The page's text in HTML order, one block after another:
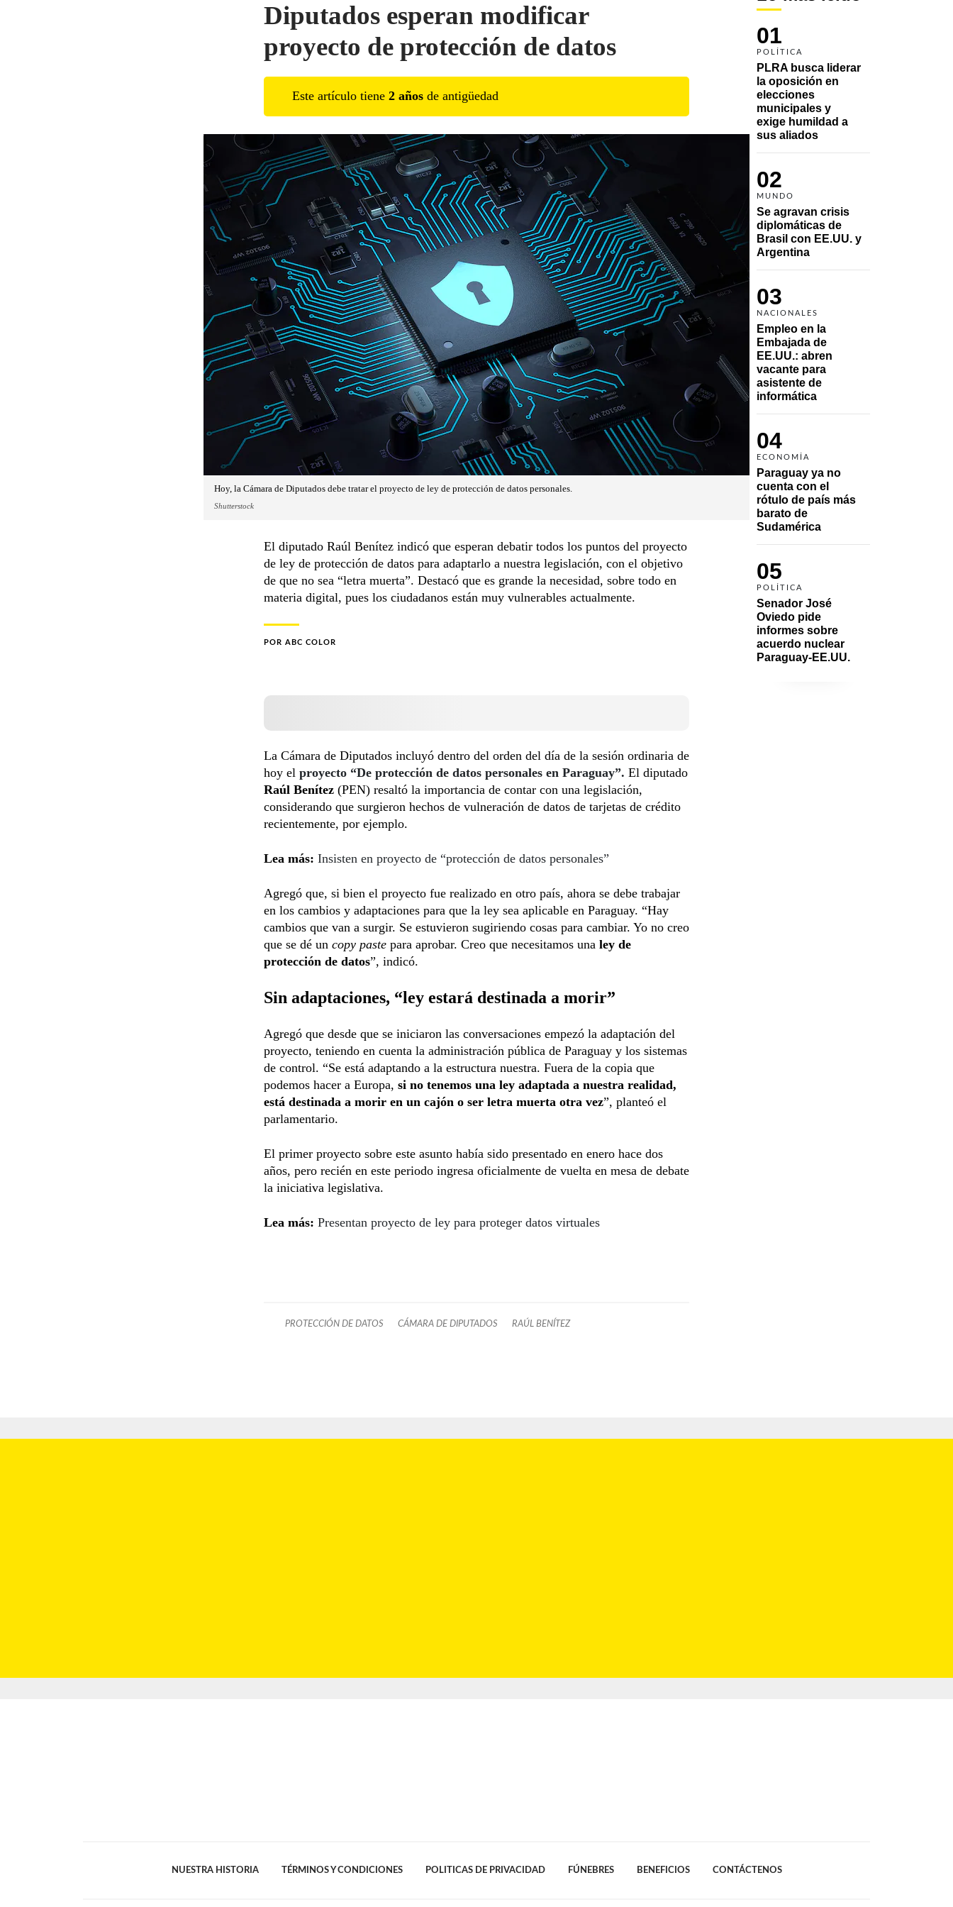
01
POLÍTICA
PLRA busca liderar
la oposición en
elecciones
municipales y
exige humildad a
sus aliados
02
MUNDO
Se agravan crisis
diplomáticas de
Brasil con EE.UU. y
Argentina
03
NACIONALES
Empleo en la
Embajada de
EE.UU.: abren
vacante para
asistente de
informática
04
ECONOMÍA
Paraguay ya no
cuenta con el
rótulo de país más
barato de
Sudamérica
05
POLÍTICA
Senador José
Oviedo pide
informes sobre
acuerdo nuclear
Paraguay-EE.UU.
Diputados esperan modificar
proyecto de protección de datos
Este artículo tiene 2 años de antigüedad
Hoy, la Cámara de Diputados debe tratar el proyecto de ley de protección de datos personales.
Shutterstock
El diputado Raúl Benítez indicó que esperan debatir todos los puntos del proyecto
de ley de protección de datos para adaptarlo a nuestra legislación, con el objetivo
de que no sea “letra muerta”. Destacó que es grande la necesidad, sobre todo en
materia digital, pues los ciudadanos están muy vulnerables actualmente.
POR ABC COLOR
La Cámara de Diputados incluyó dentro del orden del día de la sesión ordinaria de
hoy el proyecto “De protección de datos personales en Paraguay”. El diputado
Raúl Benítez (PEN) resaltó la importancia de contar con una legislación,
considerando que surgieron hechos de vulneración de datos de tarjetas de crédito
recientemente, por ejemplo.
Lea más: Insisten en proyecto de “protección de datos personales”
Agregó que, si bien el proyecto fue realizado en otro país, ahora se debe trabajar
en los cambios y adaptaciones para que la ley sea aplicable en Paraguay. “Hay
cambios que van a surgir. Se estuvieron sugiriendo cosas para cambiar. Yo no creo
que se dé un copy paste para aprobar. Creo que necesitamos una ley de
protección de datos”, indicó.
Sin adaptaciones, “ley estará destinada a morir”
Agregó que desde que se iniciaron las conversaciones empezó la adaptación del
proyecto, teniendo en cuenta la administración pública de Paraguay y los sistemas
de control. “Se está adaptando a la estructura nuestra. Fuera de la copia que
podemos hacer a Europa, si no tenemos una ley adaptada a nuestra realidad,
está destinada a morir en un cajón o ser letra muerta otra vez”, planteó el
parlamentario.
El primer proyecto sobre este asunto había sido presentado en enero hace dos
años, pero recién en este periodo ingresa oficialmente de vuelta en mesa de debate
la iniciativa legislativa.
Lea más: Presentan proyecto de ley para proteger datos virtuales
PROTECCIÓN DE DATOS CÁMARA DE DIPUTADOS RAÚL BENÍTEZ
NUESTRA HISTORIA TÉRMINOS Y CONDICIONES POLITICAS DE PRIVACIDAD FÚNEBRES BENEFICIOS CONTÁCTENOS